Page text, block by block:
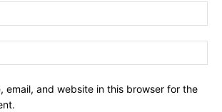
email, and website in this browser for the